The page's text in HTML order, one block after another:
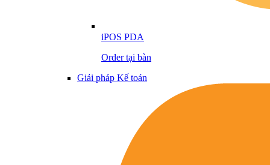
iPOS PDA
Order tại bàn
Giải pháp Kế toán